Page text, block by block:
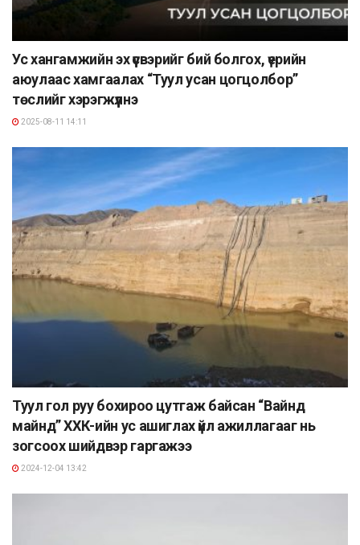
Ус хангамжийн эх үүсвэрийг бий болгох, үерийн
аюулаас хамгаалах “Туул усан цогцолбор”
төслийг хэрэгжүүлнэ
2025-08-11 14:11
Туул гол руу бохироо цутгаж байсан “Вайнд
майнд” ХХК-ийн ус ашиглах үйл ажиллагааг нь
зогсоох шийдвэр гаргажээ
2024-12-04 13:42